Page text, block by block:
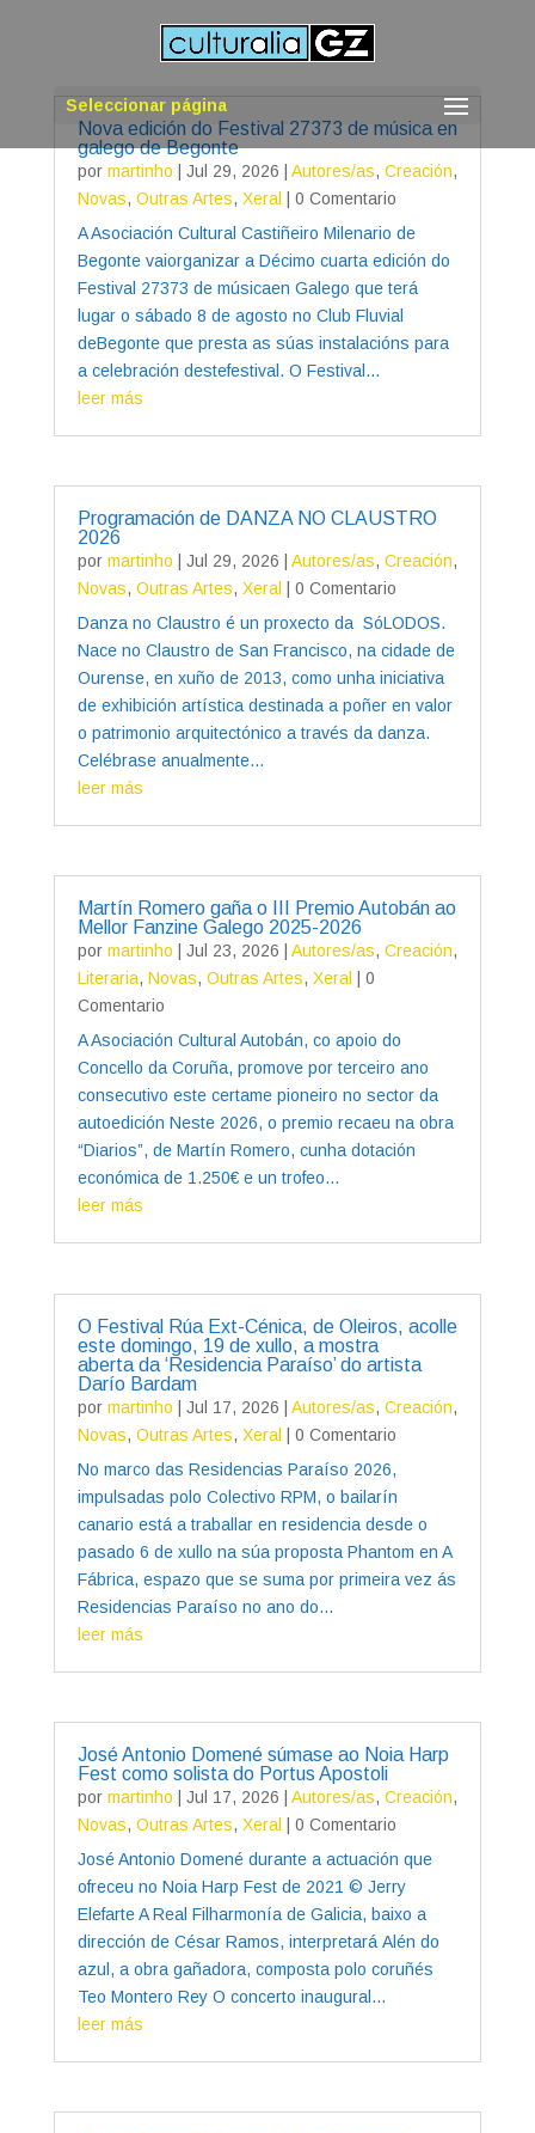
Seleccionar página
Nova edición do Festival 27373 de música en
galego de Begonte
por martinho Jul 29, 2026 Autores/as, Creación,
Novas, Outras Artes, Xeral
| 0 Comentario
A Asociación Cultural Castiñeiro Milenario de
Begonte vaiorganizar a Décimo cuarta edición do
Festival 27373 de músicaen Galego que terá
lugar o sábado 8 de agosto no Club Fluvial
deBegonte que presta as súas instalacións para
a celebración destefestival. O Festival...
leer más
Programación de DANZA NO CLAUSTRO
2026
por martinho Jul 29, 2026 Autores/as, Creación,
Novas, Outras Artes, Xeral
| 0 Comentario
Danza no Claustro é un proxecto da SóLODOS.
Nace no Claustro de San Francisco, na cidade de
Ourense, en xuño de 2013, como unha iniciativa
de exhibición artística destinada a poñer en valor
o patrimonio arquitectónico a través da danza.
Celébrase anualmente...
leer más
Martín Romero gaña o III Premio Autobán ao
Mellor Fanzine Galego 2025-2026
por martinho Jul 23, 2026 Autores/as, Creación,
Literaria, Novas, Outras Artes, Xeral
| 0
Comentario
A Asociación Cultural Autobán, co apoio do
Concello da Coruña, promove por terceiro ano
consecutivo este certame pioneiro no sector da
autoedición Neste 2026, o premio recaeu na obra
“Diarios”, de Martín Romero, cunha dotación
económica de 1.250€ e un trofeo...
leer más
O Festival Rúa Ext-Cénica, de Oleiros, acolle
este domingo, 19 de xullo, a mostra
aberta da ‘Residencia Paraíso’ do artista
Darío Bardam
por martinho Jul 17, 2026 Autores/as, Creación,
Novas, Outras Artes, Xeral
| 0 Comentario
No marco das Residencias Paraíso 2026,
impulsadas polo Colectivo RPM, o bailarín
canario está a traballar en residencia desde o
pasado 6 de xullo na súa proposta Phantom en A
Fábrica, espazo que se suma por primeira vez ás
Residencias Paraíso no ano do...
leer más
José Antonio Domené súmase ao Noia Harp
Fest como solista do Portus Apostoli
por martinho Jul 17, 2026 Autores/as, Creación,
Novas, Outras Artes, Xeral
| 0 Comentario
José Antonio Domené durante a actuación que
ofreceu no Noia Harp Fest de 2021 © Jerry
Elefarte A Real Filharmonía de Galicia, baixo a
dirección de César Ramos, interpretará Alén do
azul, a obra gañadora, composta polo coruñés
Teo Montero Rey O concerto inaugural...
leer más